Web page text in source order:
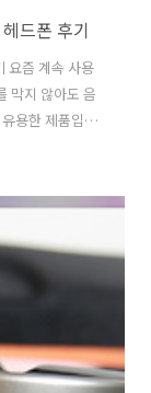
드폰 후기
요즘 계속 사용
막지 않아도 음
용한 제품입니
하네요. 골전
넷에 더 상세하
도 BCT 헤드셋
면서도 음악을
같은 운동을